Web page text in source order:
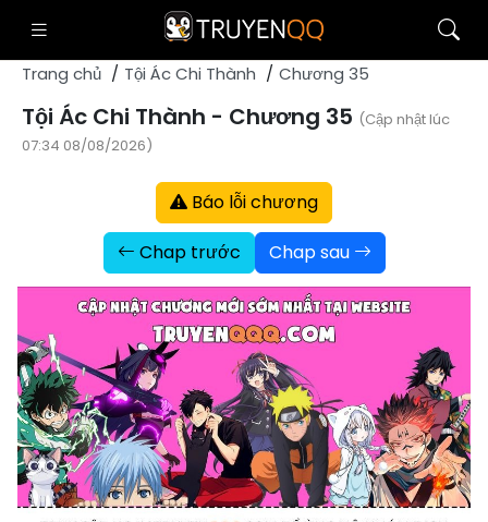
Trang chủ Tội Ác Chi Thành Chương 35
Tội Ác Chi Thành - Chương 35 (Cập nhật lúc
07:34 08/08/2026)
Báo lỗi chương
Chap trước
Chap sau